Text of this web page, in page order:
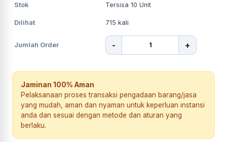
Stok Tersisa 10 Unit
Dilihat 715 kali
Jumlah Order - +
Jaminan 100% Aman
Pelaksanaan proses transaksi pengadaan barang/jasa
yang mudah, aman dan nyaman untuk keperluan instansi
anda dan sesuai dengan metode dan aturan yang
berlaku.